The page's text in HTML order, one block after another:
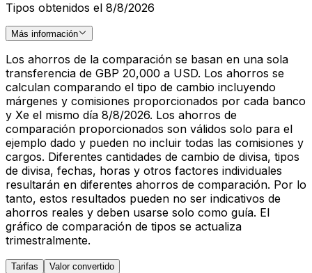
Tipos obtenidos el 8/8/2026
Más información
Los ahorros de la comparación se basan en una sola
transferencia de GBP 20,000 a USD. Los ahorros se
calculan comparando el tipo de cambio incluyendo
márgenes y comisiones proporcionados por cada banco
y Xe el mismo día 8/8/2026. Los ahorros de
comparación proporcionados son válidos solo para el
ejemplo dado y pueden no incluir todas las comisiones y
cargos. Diferentes cantidades de cambio de divisa, tipos
de divisa, fechas, horas y otros factores individuales
resultarán en diferentes ahorros de comparación. Por lo
tanto, estos resultados pueden no ser indicativos de
ahorros reales y deben usarse solo como guía. El
gráfico de comparación de tipos se actualiza
trimestralmente.
Tarifas Valor convertido